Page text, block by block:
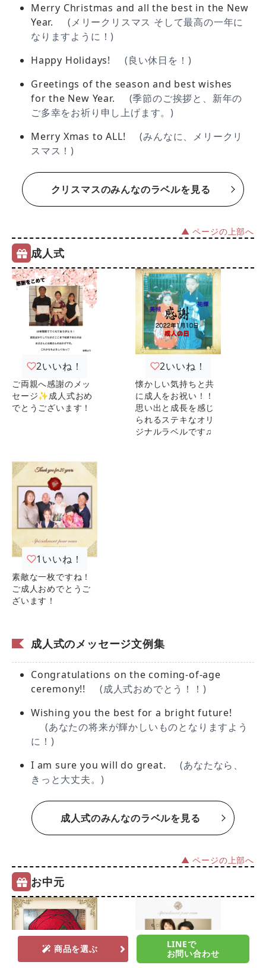
Merry Christmas and all the best in the New
Year.
(メリークリスマス そして最高の一年に
なりますように！)
Happy Holidays!
(良い休日を！)
Greetings of the season and best wishes
for the New Year.
(季節のご挨拶と、新年の
ご多幸をお祈り申し上げます。)
Merry Xmas to ALL!
(みんなに、メリークリ
スマス！)
クリスマスのみんなのラベルを見る
▲ ページの上部へ
成人式
2いいね！
ご両親へ感謝のメッ
セージ✨成人式おめ
でとうございます！
2いいね！
懐かしい気持ちと共
に成人をお祝い！！
思い出と成長を感じ
られるステキなオリ
ジナルラベルです♫
1 いいね！
素敵な一枚ですね！
ご成人おめでとうご
ざいます！
成人式のメッセージ文例集
Congratulations on the coming-of-age
ceremony!!
(成人式おめでとう！！)
Wishing you the best for a bright future!
(あなたの将来が輝かしいものとなりますよう
に！)
I am sure you will do great.
(あなたなら、
きっと大丈夫。)
成人式のみんなのラベルを見る
▲ ページの上部へ
お中元
商品を選ぶ
LINEで
お問い合わせ